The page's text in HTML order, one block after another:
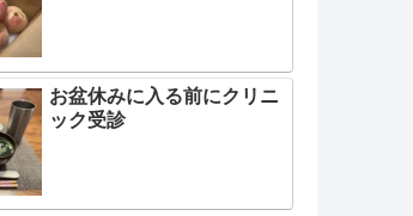
お盆休みに入る前にクリニ
ック受診